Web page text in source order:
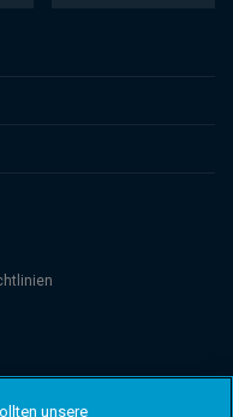
No. B 110242 and/or
unsere